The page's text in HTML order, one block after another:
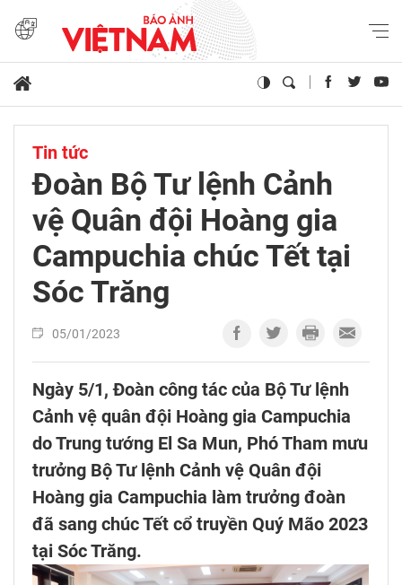
Tin tức
Đoàn Bộ Tư lệnh Cảnh
vệ Quân đội Hoàng gia
Campuchia chúc Tết tại
Sóc Trăng
05/01/2023
Ngày 5/1, Đoàn công tác của Bộ Tư lệnh
Cảnh vệ quân đội Hoàng gia Campuchia
do Trung tướng El Sa Mun, Phó Tham mưu
trưởng Bộ Tư lệnh Cảnh vệ Quân đội
Hoàng gia Campuchia làm trưởng đoàn
đã sang chúc Tết cổ truyền Quý Mão 2023
tại Sóc Trăng.